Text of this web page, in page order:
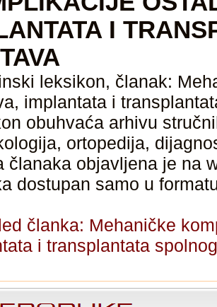
I
leksikon, članak:
implantata i
obuhvaća arhivu
ortopedija,
članaka objavljena je na
dostupan samo u
članka: Mehaničke
i transplantata